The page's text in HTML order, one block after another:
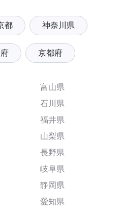
都 神奈川県
京都府
富山県
石川県
福井県
山梨県
長野県
岐阜県
静岡県
愛知県